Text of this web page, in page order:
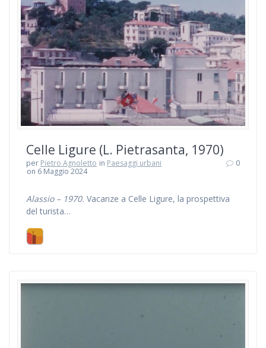
Celle Ligure (L. Pietrasanta, 1970)
per Pietro Agnoletto in Paesaggi urbani
on 6 Maggio 2024
0
Alassio – 1970. Vacanze a Celle Ligure, la prospettiva
del turista…